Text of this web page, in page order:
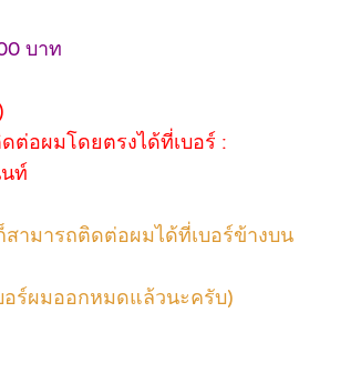
บาท
ต่อผมโดยตรงได้ที่เบอร์ :
ท์
ามารถติดต่อผมได้ที่เบอร์ข้างบน
อร์ผมออกหมดแล้วนะครับ)